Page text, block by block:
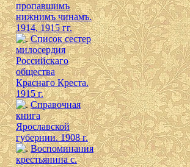
пропавшимъ
нижнимъ чинамъ.
1914, 1915 гг.
Список сестер
милосердия
Российскаго
общества
Краснаго Креста.
1915 г.
Справочная
книга
Ярославской
губернии. 1908 г.
Воспоминания
крестьянина с.